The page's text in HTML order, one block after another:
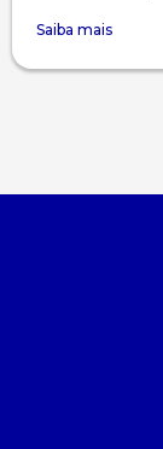
Saiba mais